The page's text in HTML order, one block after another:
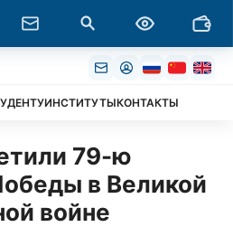
ИНСТИТУТЫКОНТАКТЫ
79-ю
в Великой
войне